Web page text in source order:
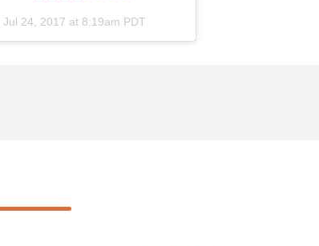
Jul 24, 2017 at 8:19am PDT